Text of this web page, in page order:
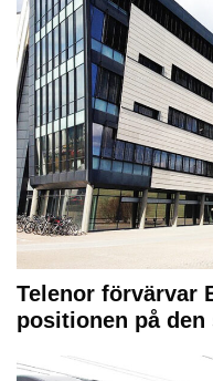
Telenor förvärvar
positionen på den